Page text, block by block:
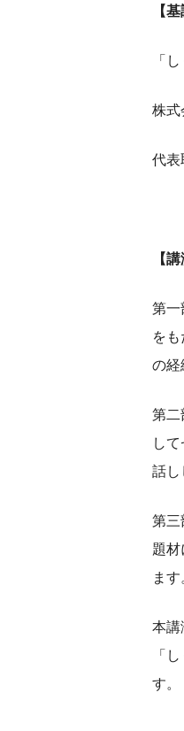
【
「
株
代
【
第
を
の経
第
し
話し
第
題
ます。
本
「
す。